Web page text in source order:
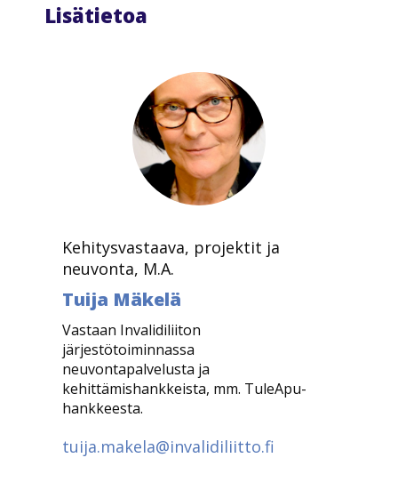
Lisätietoa
Kehitysvastaava, projektit ja
neuvonta, M.A.
Tuija Mäkelä
Vastaan Invalidiliiton
järjestötoiminnassa
neuvontapalvelusta ja
kehittämishankkeista, mm. TuleApu-
hankkeesta.
tuija.makela@invalidiliitto.fi